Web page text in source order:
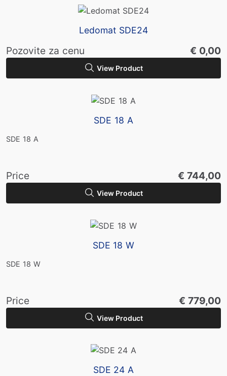
Ledomat SDE24
Pozovite za cenu € 0,00
View Product
SDE 18 A
SDE 18 A
Price € 744,00
View Product
SDE 18 W
SDE 18 W
Price € 779,00
View Product
SDE 24 A